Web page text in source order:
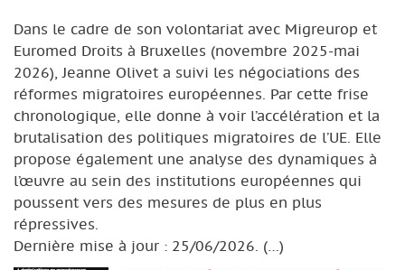
Dans le cadre de son volontariat avec Migreurop et
Euromed Droits à Bruxelles (novembre 2025-mai
2026), Jeanne Olivet a suivi les négociations des
réformes migratoires européennes. Par cette frise
chronologique, elle donne à voir l’accélération et la
brutalisation des politiques migratoires de l’UE. Elle
propose également une analyse des dynamiques à
l’œuvre au sein des institutions européennes qui
poussent vers des mesures de plus en plus
répressives.
Dernière mise à jour : 25/06/2026. (…)